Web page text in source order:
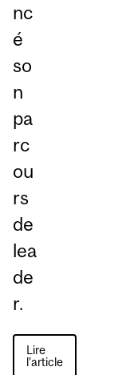
nc
é
so
n
pa
rc
ou
rs
de
lea
de
r.
Lire
l'article